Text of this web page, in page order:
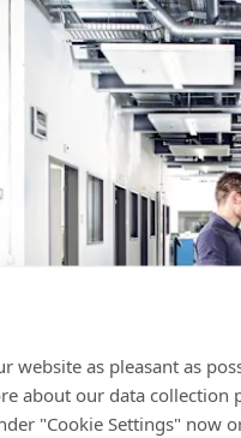
website as pleasant as
about our data collection
"Cookie Settings" now